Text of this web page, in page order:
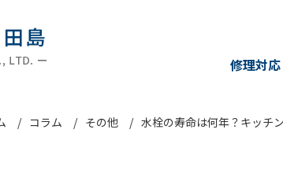
修理対応
コラム その他 水栓の寿命は何年？キッチ